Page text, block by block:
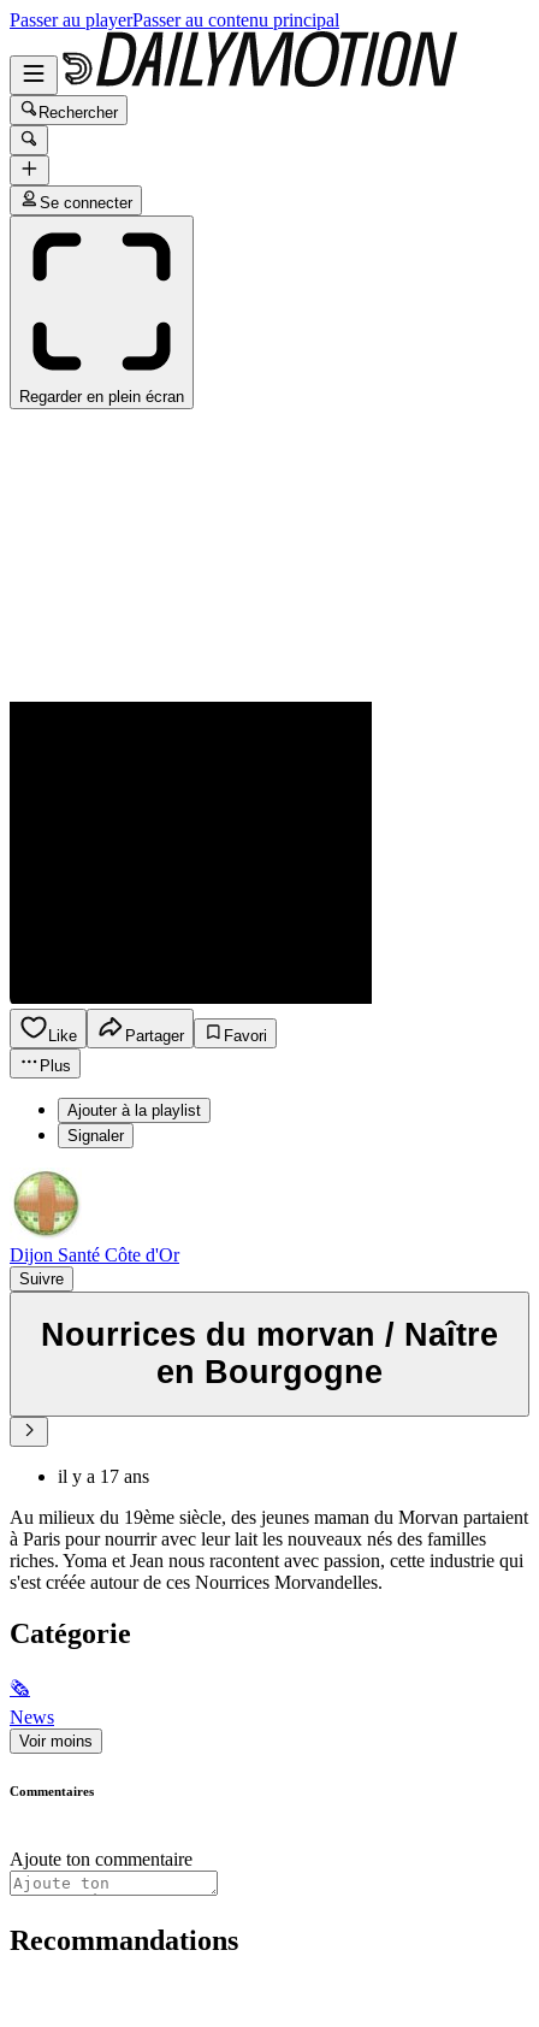
Passer au playerPasser au contenu principal
Rechercher
Se connecter
Regarder en plein écran
Like Partager
Favori
Plus
Ajouter à la playlist
Signaler
Dijon Santé Côte d'Or
Suivre
Nourrices du morvan / Naître
en Bourgogne
il y a 17 ans
Au milieux du 19ème siècle, des jeunes maman du Morvan partaient
à Paris pour nourrir avec leur lait les nouveaux nés des familles
riches. Yoma et Jean nous racontent avec passion, cette industrie qui
s'est créée autour de ces Nourrices Morvandelles.
Catégorie
🗞
News
Voir moins
Commentaires
Ajoute ton commentaire
Recommandations